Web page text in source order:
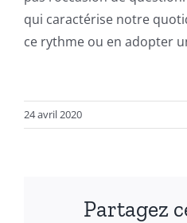
qui caractérise notre
ce rythme ou en adopter
24 avril 2020
Partagez